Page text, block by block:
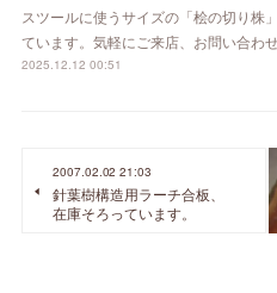
スツールに使うサイズの「桧の切り株
ています。気軽にご来店、お問い合わせ
2025.12.12 00:51
2007.02.02 21:03
針葉樹構造用ラーチ合板、
在庫そろっています。